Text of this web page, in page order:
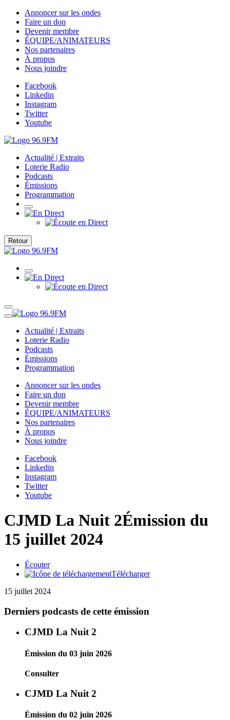
Annoncer sur les ondes
Faire un don
Devenir membre
ÉQUIPE/ANIMATEURS
Nos partenaires
À propos
Nous joindre
Facebook
Linkedin
Instagram
Twitter
Youtube
Actualité | Extraits
Loterie Radio
Podcasts
Émissions
Programmation
Retour
Actualité | Extraits
Loterie Radio
Podcasts
Émissions
Programmation
Annoncer sur les ondes
Faire un don
Devenir membre
ÉQUIPE/ANIMATEURS
Nos partenaires
À propos
Nous joindre
Facebook
Linkedin
Instagram
Twitter
Youtube
CJMD La Nuit 2Émission du
15 juillet 2024
Écouter
Télécharger
15 juillet 2024
Derniers podcasts de cette émission
CJMD La Nuit 2
Émission du 03 juin 2026
Consulter
CJMD La Nuit 2
Émission du 02 juin 2026